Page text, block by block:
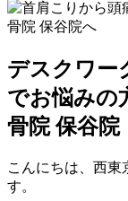
デスクワー
でお悩みの
骨院 保谷院
こんにちは、西東
す。